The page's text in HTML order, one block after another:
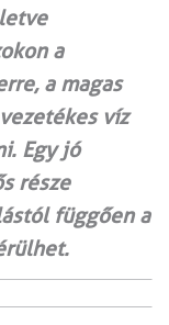
a
a magas
víz
Egy jó
része
függően a